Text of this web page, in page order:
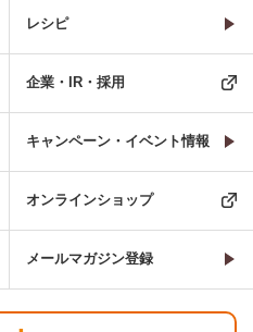
レシピ
企業・IR・採用
キャンペーン・イベント情報
オンラインショップ
メールマガジン登録